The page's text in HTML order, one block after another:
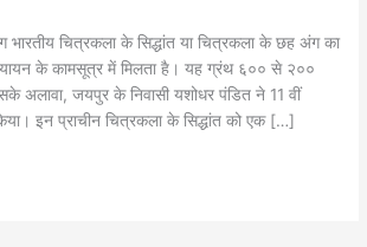
भारतीय चित्रकला के सिद्धांत या चित्रकला के छह अंग का
के कामसूत्र में मिलता है। यह ग्रंथ ६०० से २००
अलावा, जयपुर के निवासी यशोधर पंडित ने 11 वीं
इन प्राचीन चित्रकला के सिद्धांत को एक […]